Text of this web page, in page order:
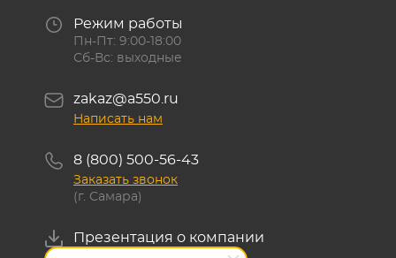
Режим работы
Пн-Пт: 9:00-18:00
Сб-Вс: выходные
zakaz@a550.ru
Написать нам
8 (800) 500-56-43
Заказать звонок
(г. Самара)
Презентация о компании